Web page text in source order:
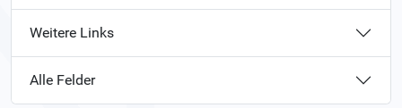
Weitere Links
Alle Felder